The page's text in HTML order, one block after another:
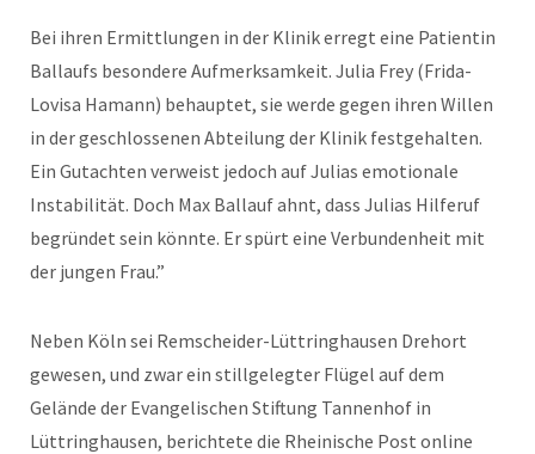
Bei ihren Ermittlungen in der Klinik erregt eine Patientin
Ballaufs besondere Aufmerksamkeit. Julia Frey (Frida-
Lovisa Hamann) behauptet, sie werde gegen ihren Willen
in der geschlossenen Abteilung der Klinik festgehalten.
Ein Gutachten verweist jedoch auf Julias emotionale
Instabilität. Doch Max Ballauf ahnt, dass Julias Hilferuf
begründet sein könnte. Er spürt eine Verbundenheit mit
der jungen Frau.”
Neben Köln sei Remscheider-Lüttringhausen Drehort
gewesen, und zwar ein stillgelegter Flügel auf dem
Gelände der Evangelischen Stiftung Tannenhof in
Lüttringhausen, berichtete die Rheinische Post online